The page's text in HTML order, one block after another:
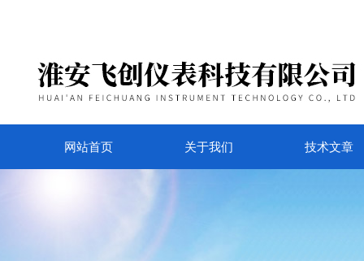
网站首页 关于我们 技术文章